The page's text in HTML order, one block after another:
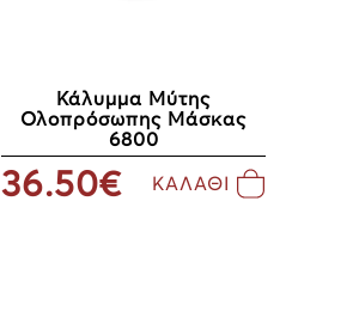
Κάλυμμα Μύτης
Ολοπρόσωπης Μάσκας
6800
36.50€ ΚΑΛΑΘΙ